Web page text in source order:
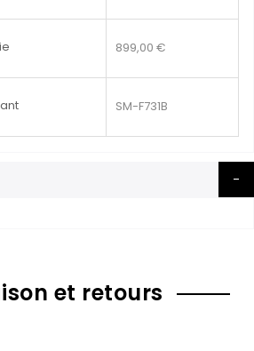
899,00 €
SM-F731B
et retours